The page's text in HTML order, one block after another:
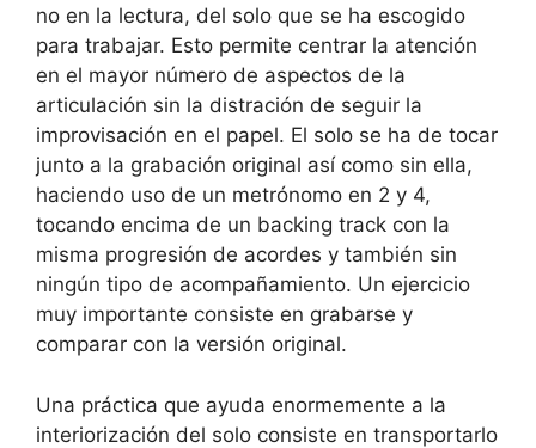
no en la lectura, del solo que se ha escogido
para trabajar. Esto permite centrar la atención
en el mayor número de aspectos de la
articulación sin la distración de seguir la
improvisación en el papel. El solo se ha de tocar
junto a la grabación original así como sin ella,
haciendo uso de un metrónomo en 2 y 4,
tocando encima de un backing track con la
misma progresión de acordes y también sin
ningún tipo de acompañamiento. Un ejercicio
muy importante consiste en grabarse y
comparar con la versión original.
Una práctica que ayuda enormemente a la
interiorización del solo consiste en transportarlo